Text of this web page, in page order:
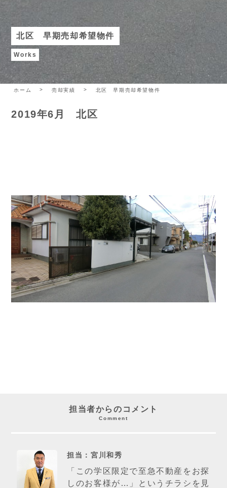
北区 早期売却希望物件
Works
ホーム 売却実績 北区 早期売却希望物件
2019年6月 北区
担当者からのコメント
Comment
担当：宮川和秀
「この学区限定で至急不動産をお探
しのお客様が…」というチラシを見